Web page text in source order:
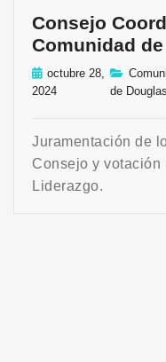
Consejo
Comunidad
octubre 28,
2024
de
Juramentación de
Consejo y votación
Liderazgo.